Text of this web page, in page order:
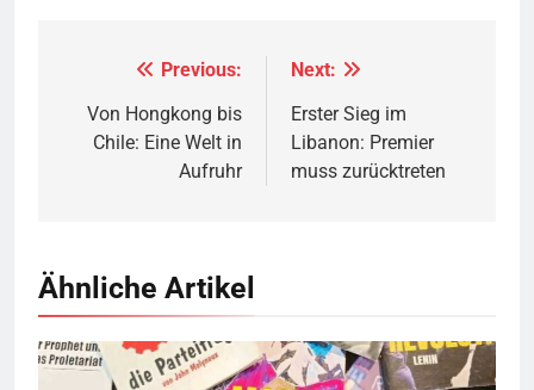
Beitragsnavigation
Previous:
Von Hongkong bis
Chile: Eine Welt in
Aufruhr
Next:
Erster Sieg im
Libanon: Premier
muss zurücktreten
Ähnliche Artikel
© linkswende.org,CC-BY-SA-1.0